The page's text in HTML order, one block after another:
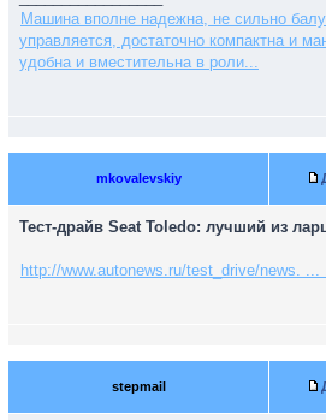
Машина вполне надежна, не сильно
управляется, достаточно компактна и
удобна и вместительна в роли...
mkovalevskiy
Тест-драйв Seat Toledo: лучший из
http://www.autonews.ru/test_drive/news. ...
stepmail